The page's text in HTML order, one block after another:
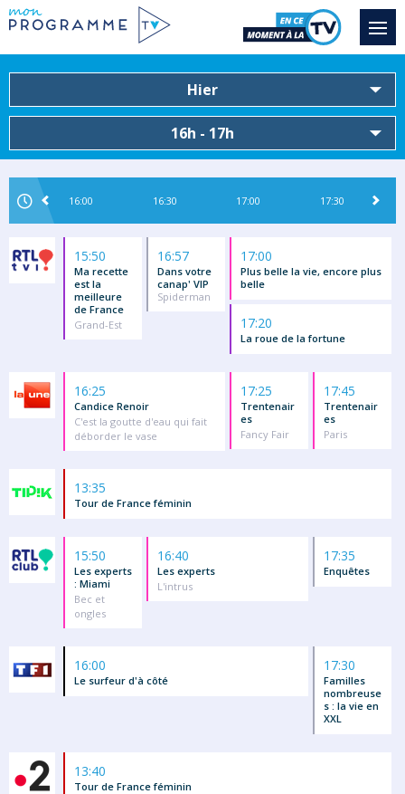
Hier
16h - 17h
16:00 16:30 17:00 17:30
15:50
Ma recette
est la
meilleure
de France
Grand-Est
16:57
Dans votre
canap' VIP
Spiderman
17:00
Plus belle la vie, encore plus
belle
17:20
La roue de la fortune
16:25
Candice Renoir
C'est la goutte d'eau qui fait
déborder le vase
17:25
Trentenair
es
Fancy Fair
17:45
Trentenair
es
Paris
13:35
Tour de France féminin
15:50
Les experts
: Miami
Bec et
ongles
16:40
Les experts
L'intrus
17:35
Enquêtes
16:00
Le surfeur d'à côté
17:30
Familles
nombreuse
s : la vie en
XXL
13:40
Tour de France féminin